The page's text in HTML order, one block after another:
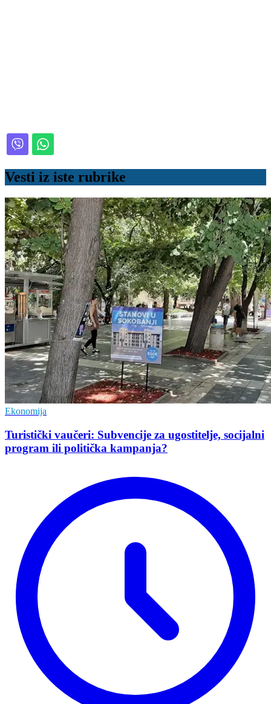
Vesti iz iste rubrike
Ekonomija
Turistički vaučeri: Subvencije za ugostitelje, socijalni
program ili politička kampanja?